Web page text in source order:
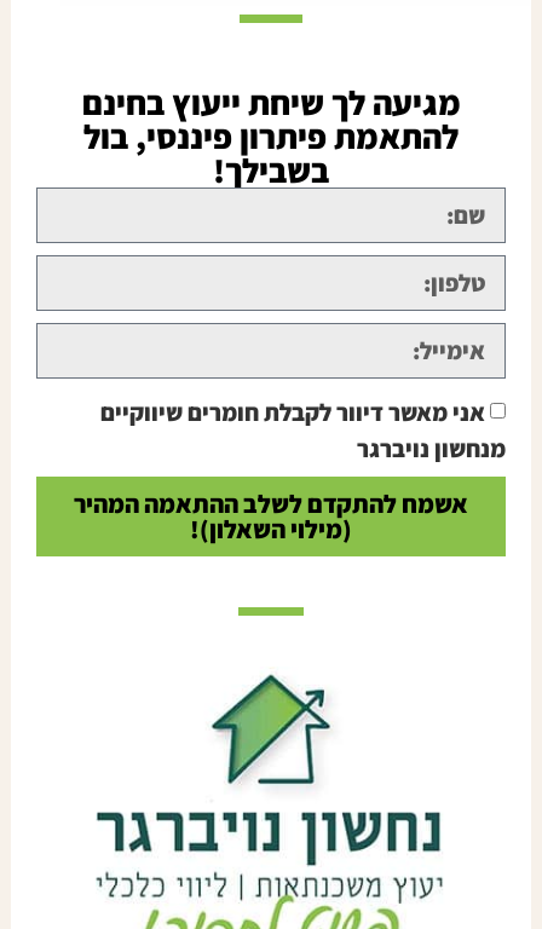
מגיעה לך שיחת ייעוץ בחינם
להתאמת פיתרון פיננסי, בול
בשבילך!
אני מאשר דיוור לקבלת חומרים שיווקיים
מנחשון נויברגר
אשמח להתקדם לשלב ההתאמה המהיר
(מילוי השאלון)!